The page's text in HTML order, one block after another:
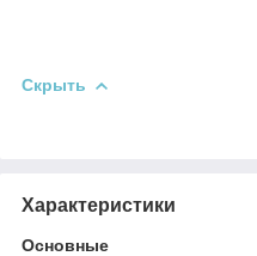
Скрыть
Характеристики
Основные